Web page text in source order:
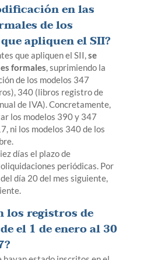
en las
de los
apliquen el SII?
que apliquen el SII,se
formales, suprimiendo la
de los modelos 347
340 (libros registro de
de IVA). Concretamente,
los modelos 390 y 347
ni los modelos 340 de los
días el plazo de
periódicas. Por
día 20 del mes siguiente,
los registros de
el 1 de enero al 30